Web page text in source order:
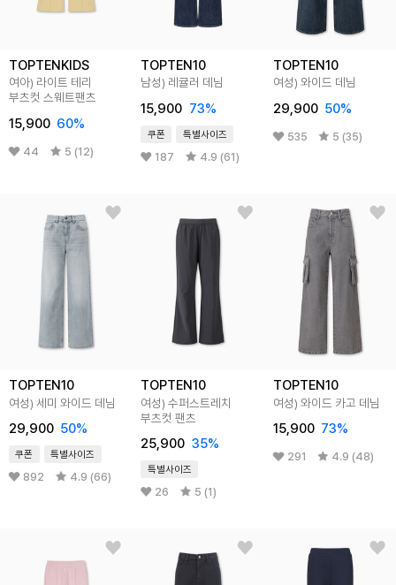
TOPTENKIDS
여아) 라이트 테리
부츠컷 스웨트팬츠
15,900 60%
44 5 (12)
TOPTEN10
남성) 레귤러 데님
15,900 73%
쿠폰 특별사이즈
187 4.9 (61)
TOPTEN10
여성) 와이드 데님
29,900 50%
535 5 (35)
TOPTEN10
여성) 세미 와이드 데님
29,900 50%
쿠폰 특별사이즈
892 4.9 (66)
TOPTEN10
여성) 수퍼스트레치
부츠컷 팬츠
25,900 35%
특별사이즈
26 5 (1)
TOPTEN10
여성) 와이드 카고 데님
15,900 73%
291 4.9 (48)